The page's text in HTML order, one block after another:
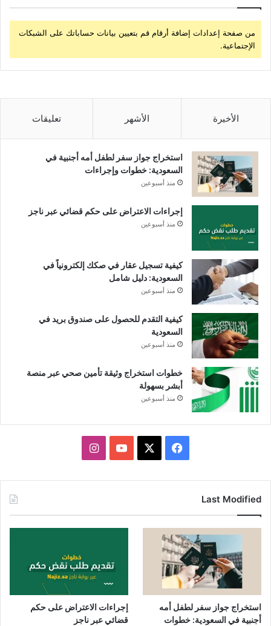
من صفحة إعدادات إضافة أرقام قم بتعيين بيانات حساباتك على الشبكات
الإجتماعية.
الأخيرة الأشهر تعليقات
استخراج جواز سفر لطفل أمه أجنبية في
السعودية: خطوات وإجراءات
منذ أسبوعين
إجراءات الاعتراض على حكم قضائي عبر ناجز
منذ أسبوعين
كيفية تسجيل عقار في صكك إلكترونياً في
السعودية: دليل شامل
منذ أسبوعين
كيفية التقدم للحصول على صندوق بريد في
السعودية
منذ أسبوعين
خطوات استخراج وثيقة تأمين صحي عبر منصة
أبشر بسهولة
منذ أسبوعين
فيسبوك يوتيوبانستقرام
Last Modified
استخراج جواز سفر لطفل أمه
أجنبية في السعودية: خطوات
إجراءات الاعتراض على حكم
قضائي عبر ناجز